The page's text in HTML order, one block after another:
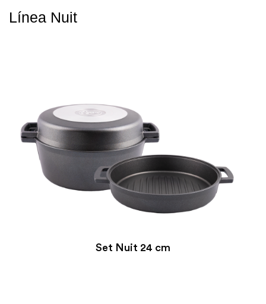
Línea Nuit
Set Nuit 24 cm